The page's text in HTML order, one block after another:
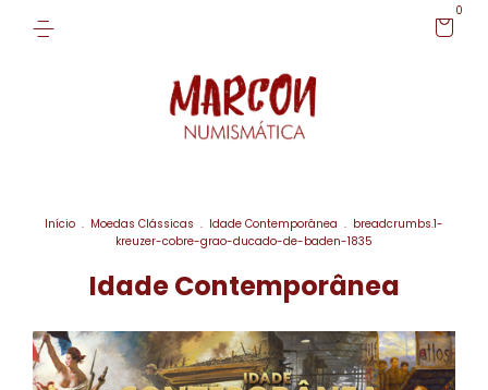
0
Início . Moedas Clássicas . Idade Contemporânea . breadcrumbs.1-
kreuzer-cobre-grao-ducado-de-baden-1835
Idade Contemporânea